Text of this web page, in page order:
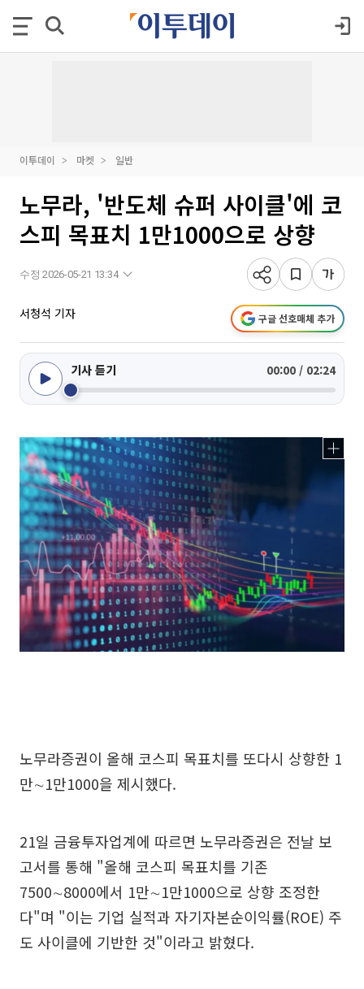
이투데이 마켓 일반
노무라, '반도체 슈퍼 사이클'에 코
스피 목표치 1만1000으로 상향
수정 2026-05-21 13:34
서청석 기자 구글 선호매체 추가
기사 듣기 00:00 / 02:24
노무라증권이 올해 코스피 목표치를 또다시 상향한 1
만∼1만1000을 제시했다.
21일 금융투자업계에 따르면 노무라증권은 전날 보
고서를 통해 "올해 코스피 목표치를 기존
7500∼8000에서 1만∼1만1000으로 상향 조정한
다"며 "이는 기업 실적과 자기자본순이익률(ROE) 주
도 사이클에 기반한 것"이라고 밝혔다.